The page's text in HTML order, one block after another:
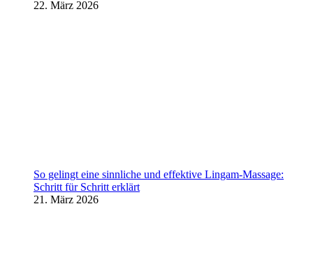
22. März 2026
So gelingt eine sinnliche und effektive Lingam-Massage:
Schritt für Schritt erklärt
21. März 2026